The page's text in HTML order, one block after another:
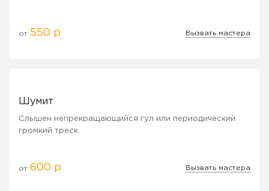
от 550 р Вызвать мастера
Шумит
Слышен непрекращающийся гул или периодический
громкий треск.
от 600 р Вызвать мастера